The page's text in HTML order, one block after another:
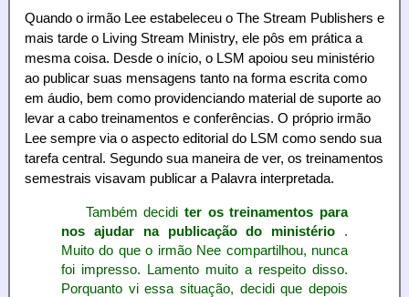
Quando o irmão Lee estabeleceu o The Stream Publishers e
mais tarde o Living Stream Ministry, ele pôs em prática a
mesma coisa. Desde o início, o LSM apoiou seu ministério
ao publicar suas mensagens tanto na forma escrita como
em áudio, bem como providenciando material de suporte ao
levar a cabo treinamentos e conferências. O próprio irmão
Lee sempre via o aspecto editorial do LSM como sendo sua
tarefa central. Segundo sua maneira de ver, os treinamentos
semestrais visavam publicar a Palavra interpretada.
Também decidi ter os treinamentos para
nos ajudar na publicação do ministério .
Muito do que o irmão Nee compartilhou, nunca
foi impresso. Lamento muito a respeito disso.
Porquanto vi essa situação, decidi que depois